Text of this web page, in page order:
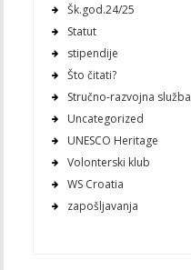
Šk.god.24/25
Statut
stipendije
Što čitati?
Stručno-razvojna služba
Uncategorized
UNESCO Heritage
Volonterski klub
WS Croatia
zapošljavanja